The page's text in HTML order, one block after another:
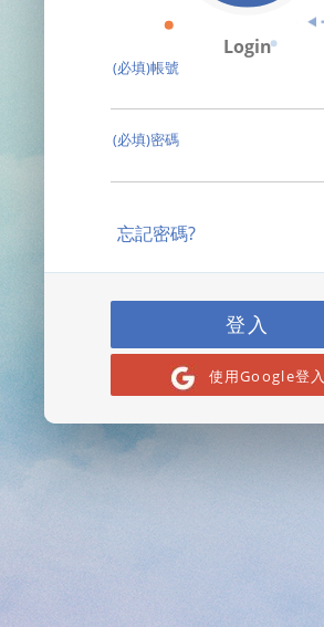
Login
(必填)帳號
(必填)密碼
忘記密碼?
登入
使用Google登入